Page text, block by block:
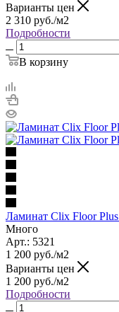
Варианты цен
2 310 руб./м2
Подробности
В корзину
Ламинат Clix Floor
Много
Арт.: 5321
1 200 руб./м2
Варианты цен
1 200 руб./м2
Подробности